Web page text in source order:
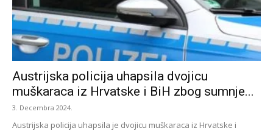
Austrijska policija uhapsila dvojicu
muškaraca iz Hrvatske i BiH zbog sumnje...
3. Decembra 2024.
Austrijska policija uhapsila je dvojicu muškaraca iz Hrvatske i